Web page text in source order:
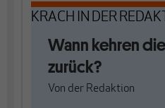
KRACH IN DER
Wann kehren
zurück?
Von der Redaktion